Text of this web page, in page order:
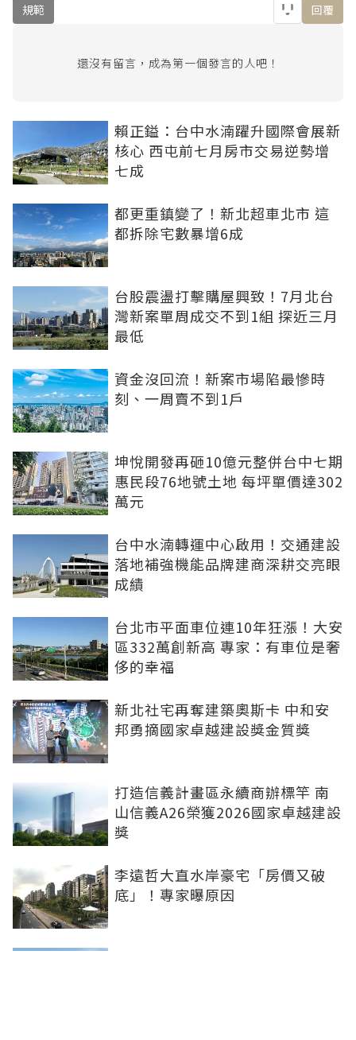
規範 回覆
還沒有留言，成為第一個發言的人吧！
賴正鎰：台中水湳躍升國際會展新
核心 西屯前七月房市交易逆勢增
七成
都更重鎮變了！新北超車北市 這
都拆除宅數暴增6成
台股震盪打擊購屋興致！7月北台
灣新案單周成交不到1組 探近三月
最低
資金沒回流！新案市場陷最慘時
刻、一周賣不到1戶
坤悅開發再砸10億元整併台中七期
惠民段76地號土地 每坪單價達302
萬元
台中水湳轉運中心啟用！交通建設
落地補強機能品牌建商深耕交亮眼
成績
台北市平面車位連10年狂漲！大安
區332萬創新高 專家：有車位是奢
侈的幸福
新北社宅再奪建築奧斯卡 中和安
邦勇摘國家卓越建設獎金質獎
打造信義計畫區永續商辦標竿 南
山信義A26榮獲2026國家卓越建設
獎
李遠哲大直水岸豪宅「房價又破
底」！專家曝原因